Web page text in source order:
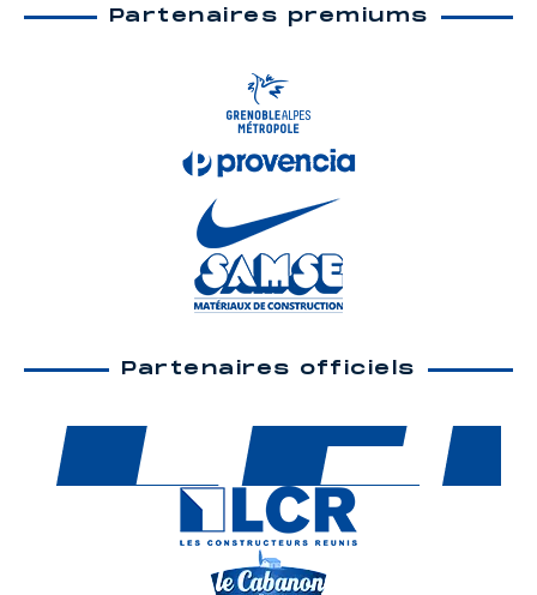
Partenaires premiums
Partenaires officiels